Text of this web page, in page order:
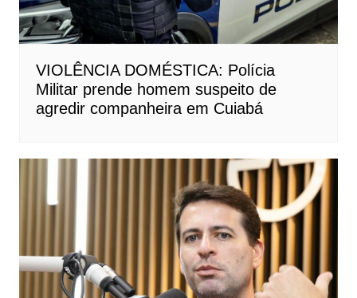
VIOLÊNCIA DOMÉSTICA: Polícia
Militar prende homem suspeito de
agredir companheira em Cuiabá